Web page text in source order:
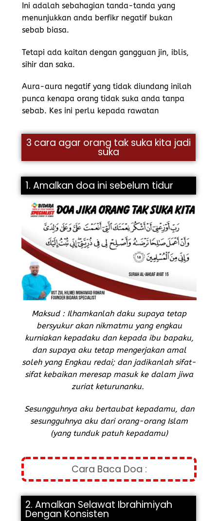
Ini adalah sebahagian tanda-tanda yang
menunjukkan anda berfikr negatif bukan
sebab biasa.
Tetapi ada kaitan dengan gangguan jin, iblis,
sihir dan saka.
Aura-aura negatif yang tidak diundang inilah
punca kenapa orang tidak suka anda tanpa
sebab. Kes ini perlu kepada rawatan
3 cara agar orang tak suka kita jadi
suka
1. Amalkan doa ini sebelum tidur
Maksud : Ilhamkanlah daku supaya tetap
bersyukur akan nikmatmu yang engkau
kurniakan kepadaku dan kepada ibu bapaku,
dan supaya aku tetap mengerjakan amal
soleh yang Engkau redai; dan jadikanlah sifat-
sifat kebaikan meresap masuk ke dalam jiwa
zuriat keturunanku.
Sesungguhnya aku bertaubat kepadamu, dan
sesungguhnya aku dari orang-orang Islam
(yang tunduk patuh kepadamu)
Cara Baca Doa :
2. Amalkan Selawat Ibrahimiyah
Dengan Konsisten